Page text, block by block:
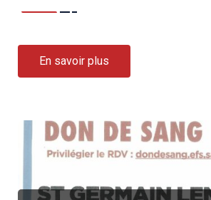
En savoir plus